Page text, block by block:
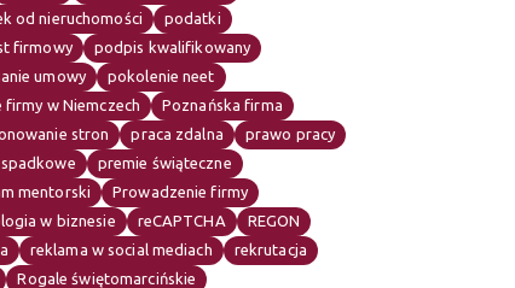
od nieruchomości
podatki
firmowy
podpis kwalifikowany
umowy
pokolenie neet
firmy w Niemczech
Poznańska firma
stron
praca zdalna
prawo pracy
premie świąteczne
mentorski
Prowadzenie firmy
w biznesie
reCAPTCHA
REGON
reklama w social mediach
rekrutacja
Rogale świętomarcińskie